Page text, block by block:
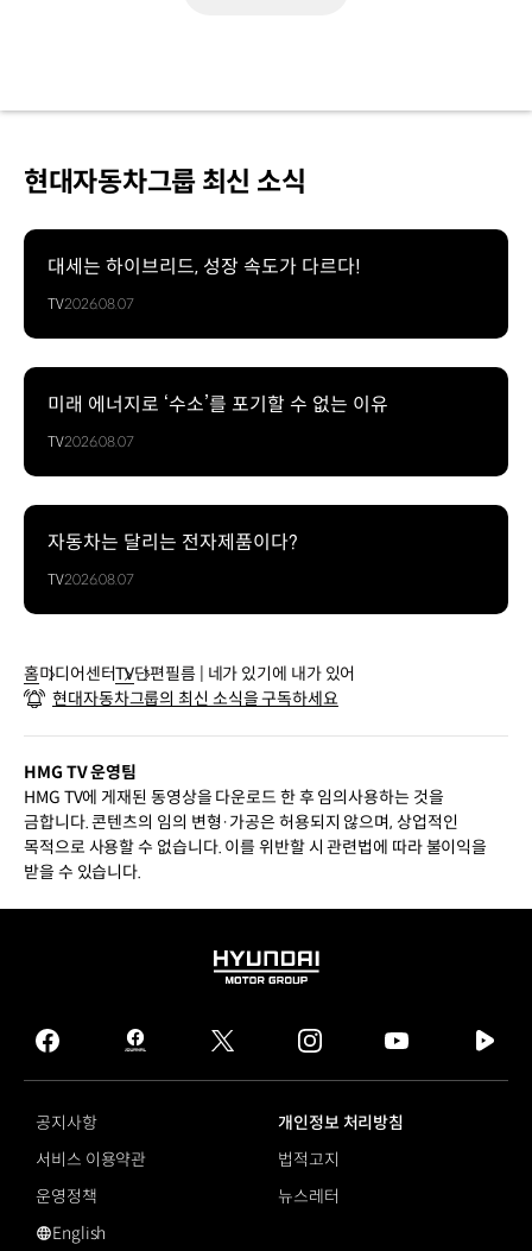
현대자동차그룹 최신 소식
대세는 하이브리드, 성장 속도가 다르다!
TV2026.08.07
미래 에너지로 ‘수소’를 포기할 수 없는 이유
TV2026.08.07
자동차는 달리는 전자제품이다?
TV2026.08.07
홈미디어센터TV단편필름 | 네가 있기에 내가 있어
현대자동차그룹의 최신 소식을 구독하세요
HMG TV 운영팀
HMG TV에 게재된 동영상을 다운로드 한 후 임의사용하는 것을
금합니다. 콘텐츠의 임의 변형·가공은 허용되지 않으며, 상업적인
목적으로 사용할 수 없습니다. 이를 위반할 시 관련법에 따라 불이익을
받을 수 있습니다.
HYUNDAI
GROUP
facebook
hmg
journal
twitter instagram
tv
공지사항
개인정보 처리방침
서비스 이용약관
법적고지
운영정책
뉴스레터
영문 사이트로 이동
English